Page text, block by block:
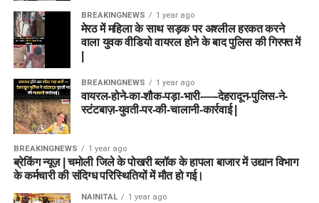
Overs – अंतिम 20 गेंदें) में गेंदबाजी करने वाले बॉलर्स को अपनी
टीम में रखना न भूलें, क्योंकि इस दौरान विकेट गिरने की संभावना
सबसे अधिक होती है।
10. अक्सर पूछे जाने वाले प्रश्न (FAQs)
प्रश्न 1: ML-W vs TRT-W Match 25
कब और कहां खेला जाएगा?
उत्तर:यह मैच 8 अगस्त 2026 को दोपहर 03:30 बजे (IST) केनिंगटन
Nathan Ellis
Ben Dwarshuis
Usman Tariq
Brydon Carse
Best Captain and Vice Captain
Choices
BREAKINGNEWS 1 year ago
मेरठ में महिला के साथ सड़क पर अश्लील हरकत करने
वाला युवक वीडियो वायरल होने के बाद पुलिस की गिरफ्त में
BREAKINGNEWS 1 year ago
वायरल-होने-का-शौक-पड़ा-भारी-—-देहरादून-पुलिस-ने-
स्टंटबाज़-युवती-पर-की-चालानी-कार्रवाई |
BREAKINGNEWS 1 year ago
ब्रेकिंग न्यूज़ | चमोली जिले के पोखरी ब्लॉक के हापला बाजार में उद्यान विभाग
के कर्मचारी की संदिग्ध परिस्थितियों में मौत हो गई।
NAINITAL 1 year ago